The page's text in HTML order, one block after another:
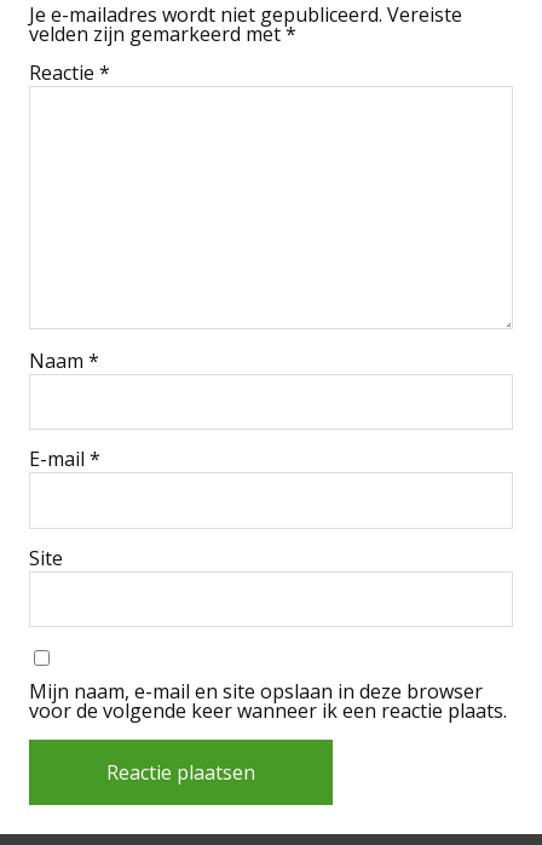
Je e-mailadres wordt niet gepubliceerd. Vereiste
velden zijn gemarkeerd met*
Reactie *
Naam *
E-mail *
Site
Mijn naam, e-mail en site opslaan in deze browser
voor de volgende keer wanneer ik een reactie plaats.